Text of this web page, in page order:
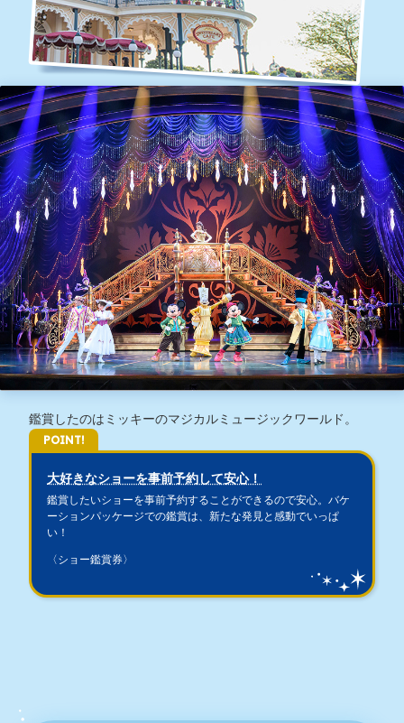
鑑賞したのはミッキーのマジカルミュージックワールド。
POINT!
大好きなショーを事前予約して安心！
鑑賞したいショーを事前予約することができるので安心。バケ
ーションパッケージでの鑑賞は、新たな発見と感動でいっぱ
い！
〈ショー鑑賞券〉